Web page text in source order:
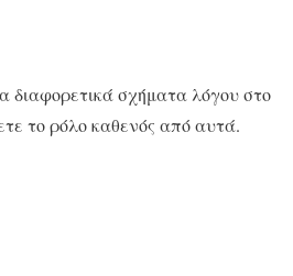
διαφορετικά σχήματα λόγου στο
το ρόλο καθενός από αυτά.